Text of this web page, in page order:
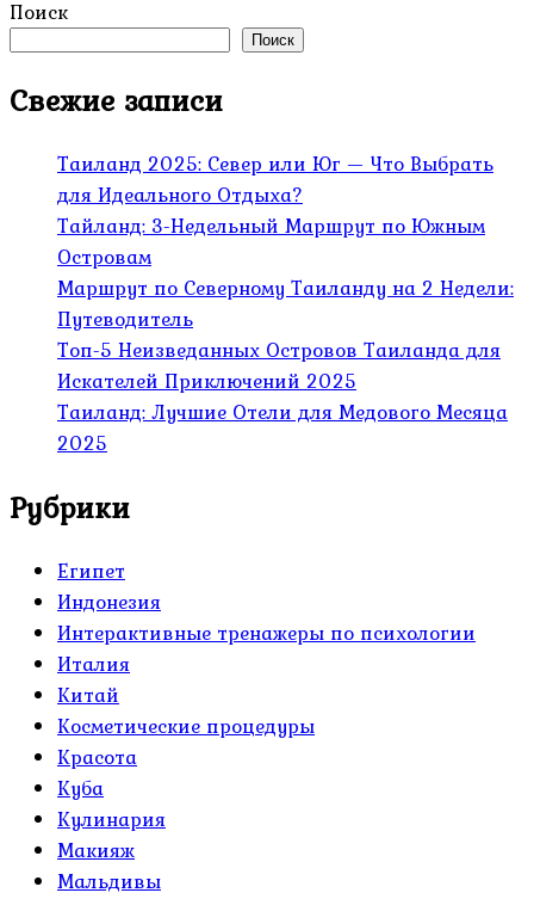
Поиск
Поиск
Свежие записи
Таиланд 2025: Север или Юг — Что Выбрать
для Идеального Отдыха?
Тайланд: 3-Недельный Маршрут по Южным
Островам
Маршрут по Северному Таиланду на 2 Недели:
Путеводитель
Топ-5 Неизведанных Островов Таиланда для
Искателей Приключений 2025
Таиланд: Лучшие Отели для Медового Месяца
2025
Рубрики
Египет
Индонезия
Интерактивные тренажеры по психологии
Италия
Китай
Косметические процедуры
Красота
Куба
Кулинария
Макияж
Мальдивы